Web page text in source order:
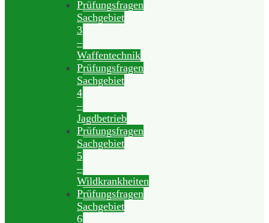
Prüfungsfragen
Sachgebiet
3
–
Waffentechnik
Prüfungsfragen
Sachgebiet
4
–
Jagdbetrieb
Prüfungsfragen
Sachgebiet
5
–
Wildkrankheiten
Prüfungsfragen
Sachgebiet
6